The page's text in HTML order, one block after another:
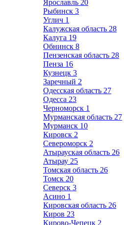
Ярославль 20
Рыбинск 3
Углич 1
Калужская область 28
Калуга 19
Обнинск 8
Пензенская область 28
Пенза 16
Кузнецк 3
Заречный 2
Одесская область 27
Одесса 23
Черноморск 1
Мурманская область 27
Мурманск 10
Кировск 2
Североморск 2
Атырауская область 26
Атырау 25
Томская область 26
Томск 20
Северск 3
Асино 1
Кировская область 26
Киров 23
Кирово-Чепецк 2